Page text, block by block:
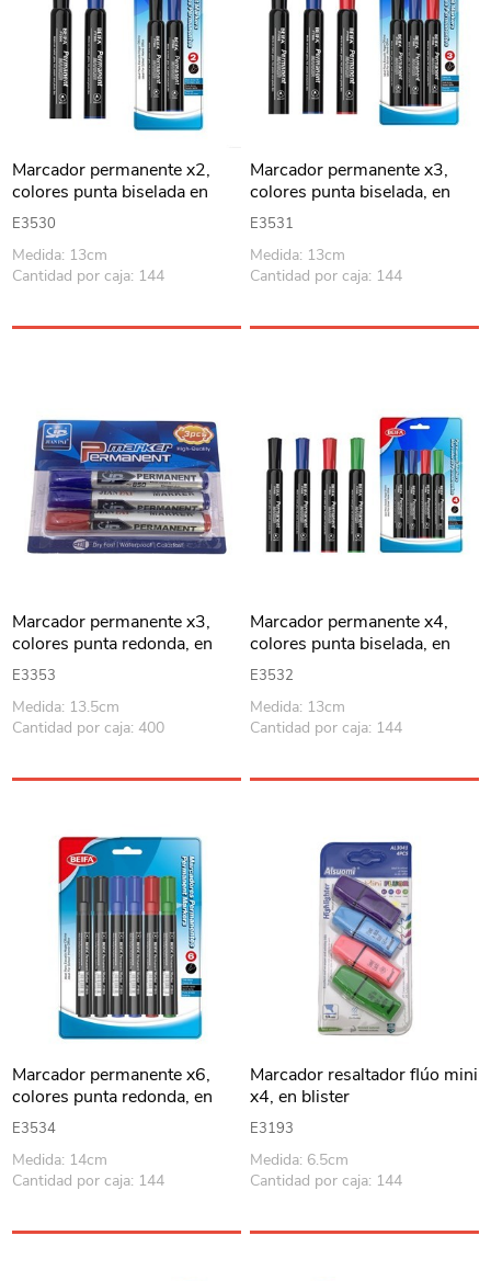
Marcador permanente x2,
colores punta biselada en
blister BEIFA
E3530
Medida: 13cm
Cantidad por caja: 144
Marcador permanente x3,
colores punta biselada, en
blister BEIFA
E3531
Medida: 13cm
Cantidad por caja: 144
Marcador permanente x3,
colores punta redonda, en
blister
E3353
Medida: 13.5cm
Cantidad por caja: 400
Marcador permanente x4,
colores punta biselada, en
blister, BEIFA
E3532
Medida: 13cm
Cantidad por caja: 144
Marcador permanente x6,
colores punta redonda, en
blister BEIFA
E3534
Medida: 14cm
Cantidad por caja: 144
Marcador resaltador flúo mini
x4, en blister
E3193
Medida: 6.5cm
Cantidad por caja: 144